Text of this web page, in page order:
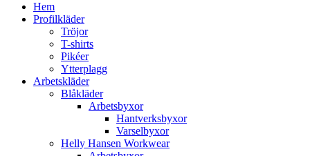
Hem
Profilkläder
Tröjor
T-shirts
Pikéer
Ytterplagg
Arbetskläder
Blåkläder
Arbetsbyxor
Hantverksbyxor
Varselbyxor
Helly Hansen Workwear